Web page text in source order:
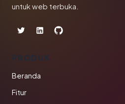
untuk web terbuka.
PRODUK
Beranda
Fitur